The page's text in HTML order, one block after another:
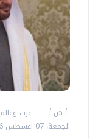
أ ش أ
عرب وعالم
الجمعة، 07 اغسطس 2026 04:18 م